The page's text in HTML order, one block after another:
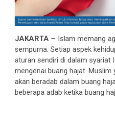
JAKARTA – Islam memang
sempurna. Setiap aspek
aturan sendiri di dalam syariat
mengenai buang hajat.
akan beradab dalam buang
beberapa adab ketika buang